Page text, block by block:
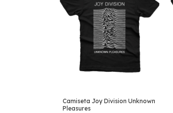
Camiseta Joy Division Unknown
Pleasures